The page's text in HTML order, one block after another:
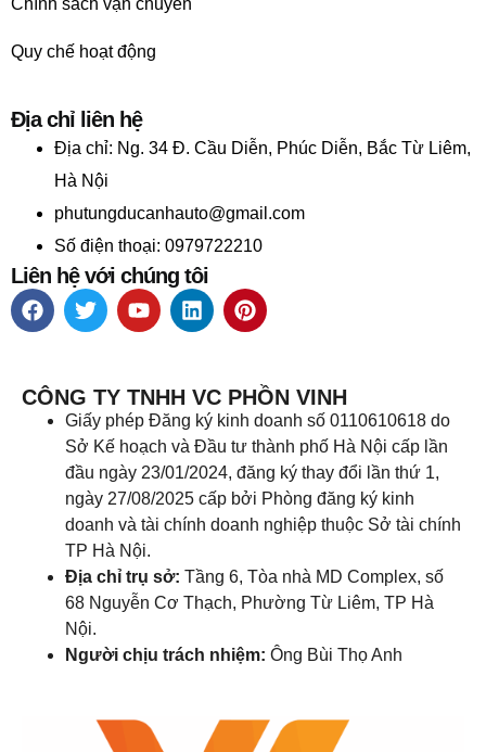
Quy chế hoạt động
Địa chỉ liên hệ
Địa chỉ: Ng. 34 Đ. Cầu Diễn, Phúc Diễn, Bắc Từ Liêm,
Hà Nội
phutungducanhauto@gmail.com
Số điện thoại: 0979722210
Liên hệ với chúng tôi
CÔNG TY TNHH VC PHỒN VINH
Giấy phép Đăng ký kinh doanh số 0110610618 do
Sở Kế hoạch và Đầu tư thành phố Hà Nội cấp lần
đầu ngày 23/01/2024, đăng ký thay đổi lần thứ 1,
ngày 27/08/2025 cấp bởi Phòng đăng ký kinh
doanh và tài chính doanh nghiệp thuộc Sở tài chính
TP Hà Nội.
Địa chỉ trụ sở: Tầng 6, Tòa nhà MD Complex, số
68 Nguyễn Cơ Thạch, Phường Từ Liêm, TP Hà
Nội.
Người chịu trách nhiệm: Ông Bùi Thọ Anh